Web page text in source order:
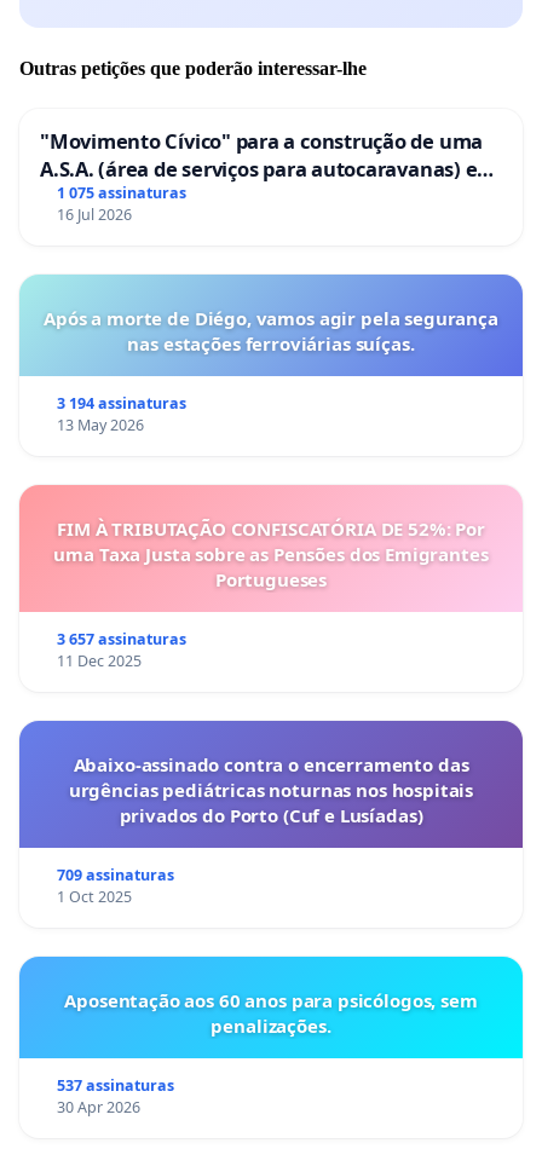
Outras petições que poderão interessar-lhe
"Movimento Cívico" para a construção de uma
A.S.A. (área de serviços para autocaravanas) em
Coimbra
1 075 assinaturas
16 Jul 2026
Após a morte de Diégo, vamos agir pela segurança
nas estações ferroviárias suíças.
3 194 assinaturas
13 May 2026
FIM À TRIBUTAÇÃO CONFISCATÓRIA DE 52%: Por
uma Taxa Justa sobre as Pensões dos Emigrantes
Portugueses
3 657 assinaturas
11 Dec 2025
Abaixo-assinado contra o encerramento das
urgências pediátricas noturnas nos hospitais
privados do Porto (Cuf e Lusíadas)
709 assinaturas
1 Oct 2025
Aposentação aos 60 anos para psicólogos, sem
penalizações.
537 assinaturas
30 Apr 2026